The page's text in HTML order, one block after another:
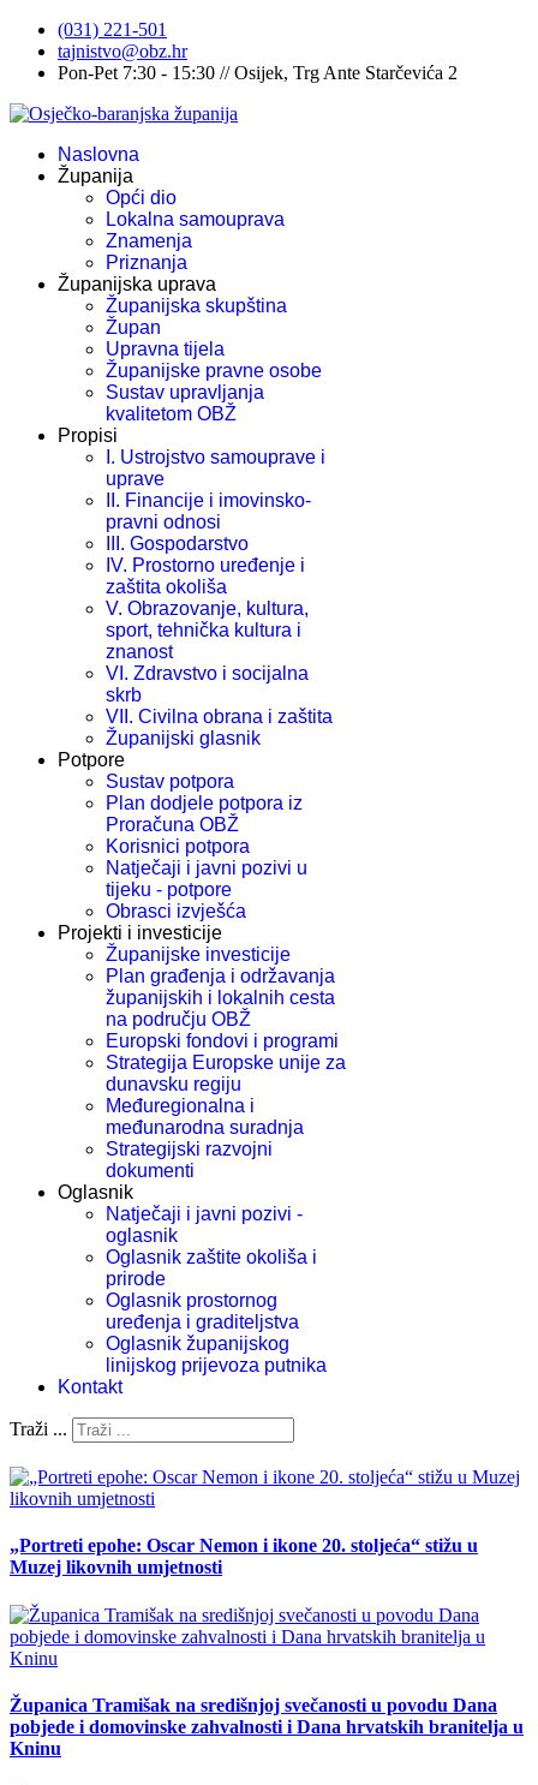
(031) 221-501
tajnistvo@obz.hr
Pon-Pet 7:30 - 15:30 // Osijek, Trg Ante Starčevića 2
Naslovna
Županija
Opći dio
Lokalna samouprava
Znamenja
Priznanja
Županijska uprava
Županijska skupština
Župan
Upravna tijela
Županijske pravne osobe
Sustav upravljanja
kvalitetom OBŽ
Propisi
I. Ustrojstvo samouprave i
uprave
II. Financije i imovinsko-
pravni odnosi
III. Gospodarstvo
IV. Prostorno uređenje i
zaštita okoliša
V. Obrazovanje, kultura,
sport, tehnička kultura i
znanost
VI. Zdravstvo i socijalna
skrb
VII. Civilna obrana i zaštita
Županijski glasnik
Potpore
Sustav potpora
Plan dodjele potpora iz
Proračuna OBŽ
Korisnici potpora
Natječaji i javni pozivi u
tijeku - potpore
Obrasci izvješća
Projekti i investicije
Županijske investicije
Plan građenja i održavanja
županijskih i lokalnih cesta
na području OBŽ
Europski fondovi i programi
Strategija Europske unije za
dunavsku regiju
Međuregionalna i
međunarodna suradnja
Strategijski razvojni
dokumenti
Oglasnik
Natječaji i javni pozivi -
oglasnik
Oglasnik zaštite okoliša i
prirode
Oglasnik prostornog
uređenja i graditeljstva
Oglasnik županijskog
linijskog prijevoza putnika
Kontakt
Traži ...
„Portreti epohe: Oscar Nemon i ikone 20. stoljeća“ stižu u
Muzej likovnih umjetnosti
Županica Tramišak na središnjoj svečanosti u povodu Dana
pobjede i domovinske zahvalnosti i Dana hrvatskih branitelja u
Kninu